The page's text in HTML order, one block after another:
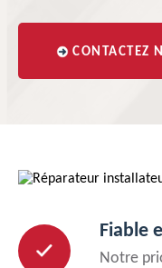
CONTACTEZ
Fiable
Notre